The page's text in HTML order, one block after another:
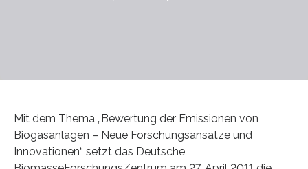
Mit dem Thema „Bewertung der Emissionen von
Biogasanlagen – Neue Forschungsansätze und
Innovationen“ setzt das Deutsche